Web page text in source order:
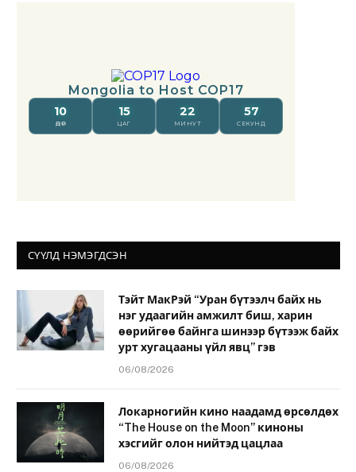
СҮҮЛД НЭМЭГДСЭН
Тэйт МакРэй “Уран бүтээлч байх нь
нэг удаагийн амжилт биш, харин
өөрийгөө байнга шинээр бүтээж байх
урт хугацааны үйл явц” гэв
06/08/2026
Локарногийн кино наадамд өрсөлдөх
“The House on the Moon” киноны
хэсгийг олон нийтэд цацлаа
06/08/2026